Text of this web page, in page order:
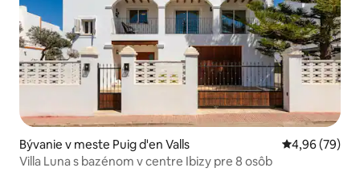
Bývanie v meste Puig d'en Valls Priemerné
4,96 (79)
Villa Luna s bazénom v centre Ibizy pre 8 osôb